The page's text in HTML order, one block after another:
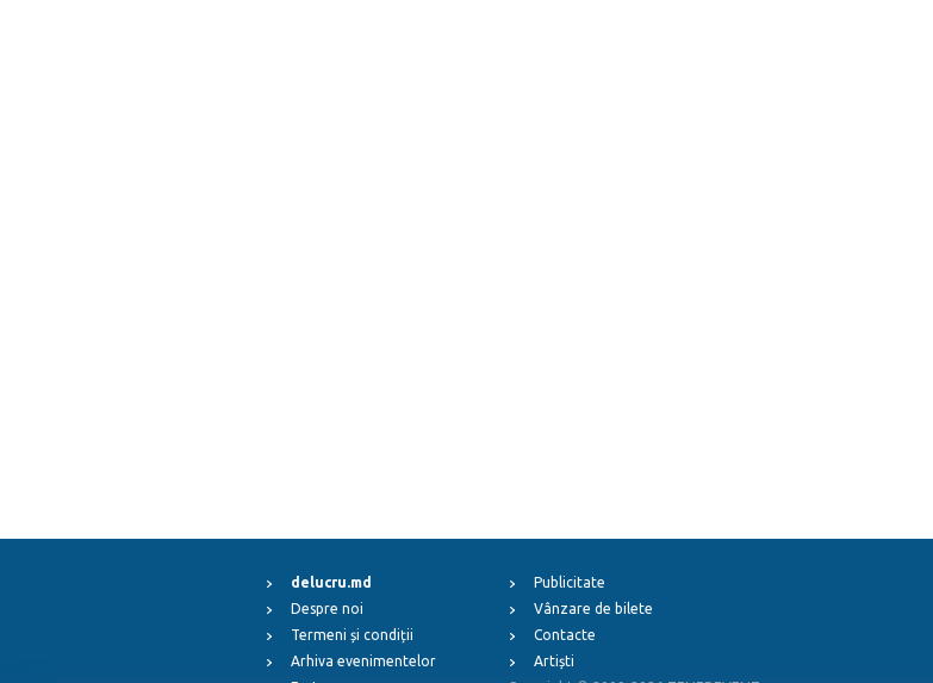
delucru.md
Despre noi
Termeni și condiții
Arhiva evenimentelor
Publicitate
Vânzare de bilete
Contacte
Artiști